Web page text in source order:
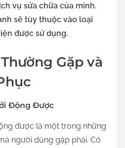
vụ sửa chữa của mình.
sẽ tùy thuộc vào loại
được sử dụng.
Gặp và
Động Được
được là một trong những
người dùng gặp phải. Có